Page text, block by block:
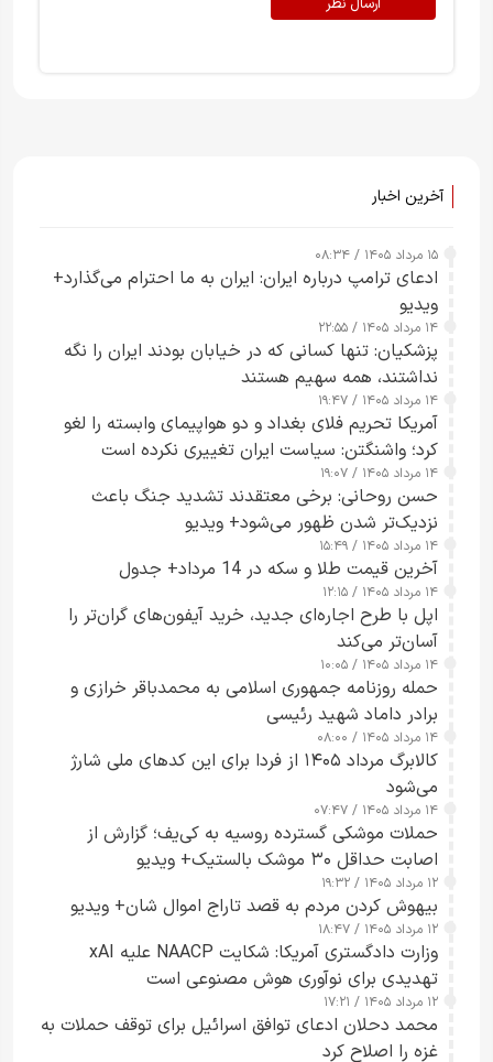
ارسال نظر
آخرین اخبار
۱۵ مرداد ۱۴۰۵ / ۰۸:۳۴
ادعای ترامپ درباره ایران: ایران به ما احترام می‌گذارد+
ویدیو
۱۴ مرداد ۱۴۰۵ / ۲۲:۵۵
پزشکیان: تنها کسانی که در خیابان بودند ایران را نگه
نداشتند، همه سهیم هستند
۱۴ مرداد ۱۴۰۵ / ۱۹:۴۷
آمریکا تحریم فلای بغداد و دو هواپیمای وابسته را لغو
کرد؛ واشنگتن: سیاست ایران تغییری نکرده است
۱۴ مرداد ۱۴۰۵ / ۱۹:۰۷
حسن روحانی: برخی معتقدند تشدید جنگ باعث
نزدیک‌تر شدن ظهور می‌شود+ ویدیو
۱۴ مرداد ۱۴۰۵ / ۱۵:۴۹
آخرین قیمت طلا و سکه در 14 مرداد+ جدول
۱۴ مرداد ۱۴۰۵ / ۱۲:۱۵
اپل با طرح اجاره‌ای جدید، خرید آیفون‌های گران‌تر را
آسان‌تر می‌کند
۱۴ مرداد ۱۴۰۵ / ۱۰:۰۵
حمله روزنامه جمهوری اسلامی به محمدباقر خرازی و
برادر داماد شهید رئیسی
۱۴ مرداد ۱۴۰۵ / ۰۸:۰۰
کالابرگ مرداد ۱۴۰۵ از فردا برای این کدهای ملی شارژ
می‌شود
۱۴ مرداد ۱۴۰۵ / ۰۷:۴۷
حملات موشکی گسترده روسیه به کی‌یف؛ گزارش از
اصابت حداقل ۳۰ موشک بالستیک+ ویدیو
۱۲ مرداد ۱۴۰۵ / ۱۹:۳۲
بیهوش کردن مردم به قصد تاراج اموال شان+ ویدیو
۱۲ مرداد ۱۴۰۵ / ۱۸:۴۷
وزارت دادگستری آمریکا: شکایت NAACP علیه xAI
تهدیدی برای نوآوری هوش مصنوعی است
۱۲ مرداد ۱۴۰۵ / ۱۷:۲۱
محمد دحلان ادعای توافق اسرائیل برای توقف حملات به
غزه را اصلاح کرد